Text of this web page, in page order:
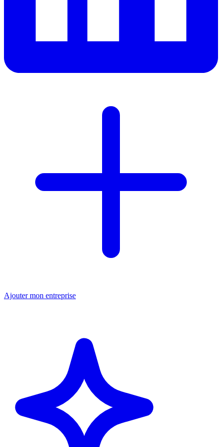
Ajouter mon entreprise